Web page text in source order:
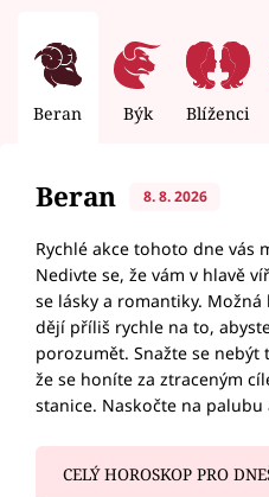
Beran Býk Blíženci
Beran 8. 8. 2026
Rychlé akce tohoto dne vás
Nedivte se, že vám v hlavě
se lásky a romantiky.
dějí příliš rychle na to,
porozumět. Snažte se
že se honíte za ztraceným
stanice. Naskočte na
CELÝ HOROSKOP PRO